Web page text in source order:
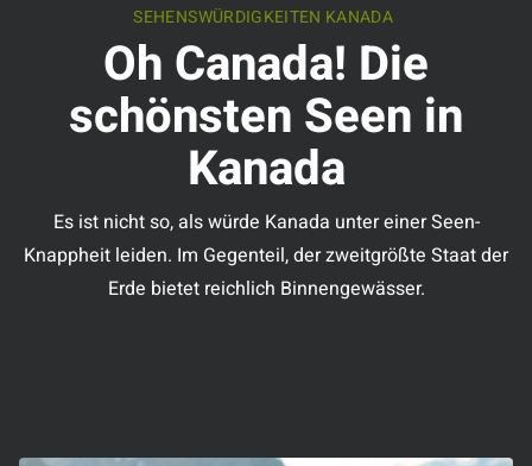
SEHENSWÜRDIGKEITEN KANADA
Oh Canada! Die
schönsten Seen in
Kanada
Es ist nicht so, als würde Kanada unter einer Seen-
Knappheit leiden. Im Gegenteil, der zweitgrößte Staat der
Erde bietet reichlich Binnengewässer.